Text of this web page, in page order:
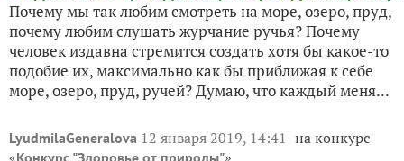
Почему мы так любим смотреть на море, озеро, пруд,
почему любим слушать журчание ручья? Почему
человек издавна стремится создать хотя бы какое-то
подобие их, максимально как бы приближая к себе
море, озеро, пруд, ручей? Думаю, что каждый меня...
LyudmilaGeneralova 12 января 2019, 14:41 на конкурс